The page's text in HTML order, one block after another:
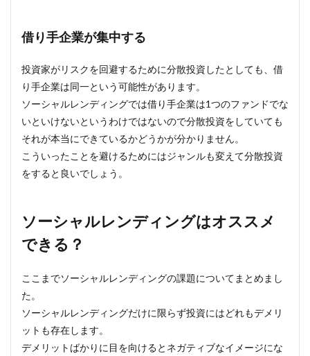
借り手企業が集中する
投資家がリスクを回避するために分散投資したとしても、借
り手企業は同一という可能性があります。
ソーシャルレンディングでは借り手企業は1つのファンドでな
いといけないというわけではないので分散投資をしていても
それが本当にできているかどうかが分かりません。
こういったことを避けるためにはジャンルも変えて分散投資
をすると良いでしょう。
ソーシャルレンディングはオススメ
できる？
ここまでソーシャルレンディングの課題についてまとめまし
た。
ソーシャルレンディングだけに限らず投資にはどれもデメリ
ットも存在します。
デメリットばかりに目を向けるとネガティブなイメージにな